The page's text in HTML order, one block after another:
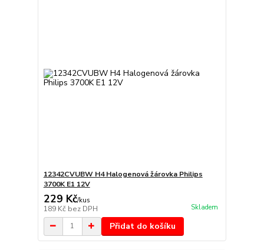
12342CVUBW H4 Halogenová žárovka Philips
3700K E1 12V
229 Kč/kus
189 Kč bez DPH Skladem
Přidat do košíku